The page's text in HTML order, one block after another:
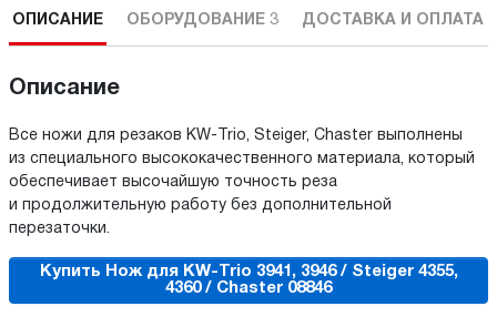
ОПИСАНИЕ ОБОРУДОВАНИЕ 3 ДОСТАВКА И ОПЛАТА
Описание
Все ножи для резаков KW-Trio, Steiger, Chaster выполнены
из специального высококачественного материала, который
обеспечивает высочайшую точность реза
и продолжительную работу без дополнительной
перезаточки.
Купить Нож для KW-Trio 3941, 3946 / Steiger 4355,
4360 / Chaster 08846